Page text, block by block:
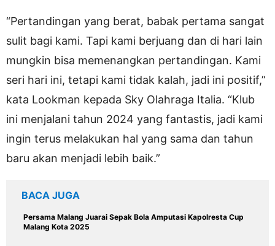
“Pertandingan yang berat, babak pertama sangat
sulit bagi kami. Tapi kami berjuang dan di hari lain
mungkin bisa memenangkan pertandingan. Kami
seri hari ini, tetapi kami tidak kalah, jadi ini positif,”
kata Lookman kepada Sky Olahraga Italia. “Klub
ini menjalani tahun 2024 yang fantastis, jadi kami
ingin terus melakukan hal yang sama dan tahun
baru akan menjadi lebih baik.”
BACA JUGA
Persama Malang Juarai Sepak Bola Amputasi Kapolresta Cup
Malang Kota 2025